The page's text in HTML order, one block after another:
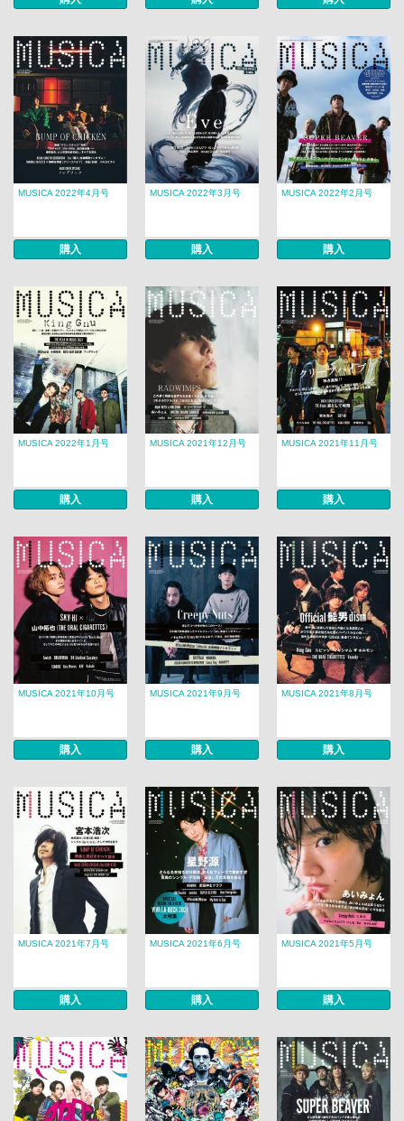
MUSICA 2022年4月号
購入
MUSICA 2022年3月号
購入
MUSICA 2022年2月号
購入
MUSICA 2022年1月号
購入
MUSICA 2021年12月号
購入
MUSICA 2021年11月号
購入
MUSICA 2021年10月号
購入
MUSICA 2021年9月号
購入
MUSICA 2021年8月号
購入
MUSICA 2021年7月号
購入
MUSICA 2021年6月号
購入
MUSICA 2021年5月号
購入